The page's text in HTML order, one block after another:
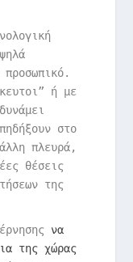
προσωπικό.
ή με
στο
πλευρά,
θέσεις
της
να
της χώρας